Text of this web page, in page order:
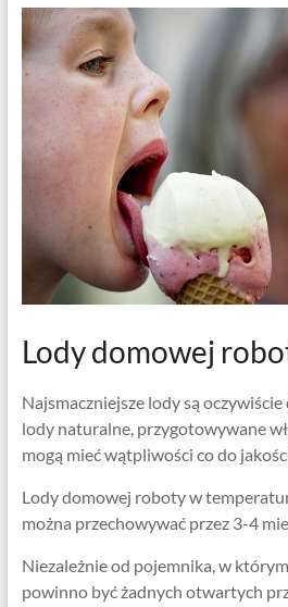
Lody domowej
Najsmaczniejsze lody są
lody naturalne, przygotowywane
mogą mieć wątpliwości co do
Lody domowej roboty w
można przechowywać przez 3-4
Niezależnie od pojemnika, w
powinno być żadnych otwartych